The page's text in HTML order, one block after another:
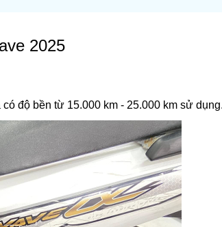
2025
độ bền từ 15.000 km - 25.000 km sử